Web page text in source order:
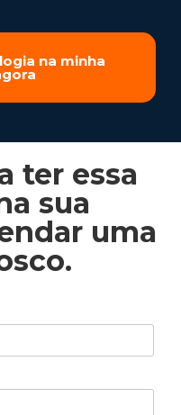
na minha
ter essa
sua
uma